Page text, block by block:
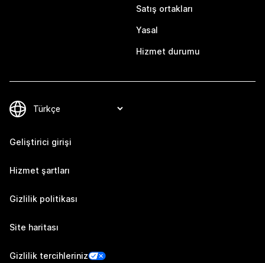
Satış ortakları
Yasal
Hizmet durumu
Geliştirici girişi
Hizmet şartları
Gizlilik politikası
Site haritası
Gizlilik tercihleriniz